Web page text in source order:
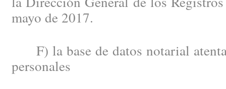
mayo de 2017.
F) la base de datos notarial
personales